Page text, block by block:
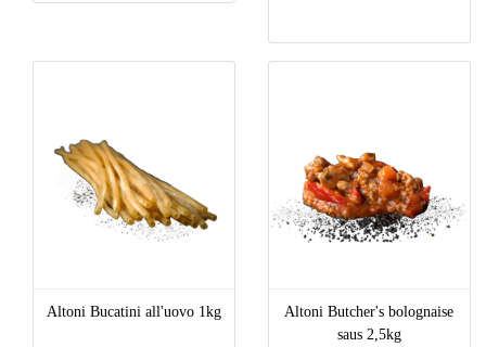
Altoni Bucatini all'uovo 1kg
Altoni Butcher's bolognaise
saus 2,5kg